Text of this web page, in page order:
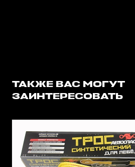
ТАКЖЕ ВАС МОГУТ
ЗАИНТЕРЕСОВАТЬ